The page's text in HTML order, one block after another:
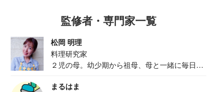
監修者・専門家一覧
松岡 明理
料理研究家
２児の母。幼少期から祖母、母と一緒に毎日の
まるはま